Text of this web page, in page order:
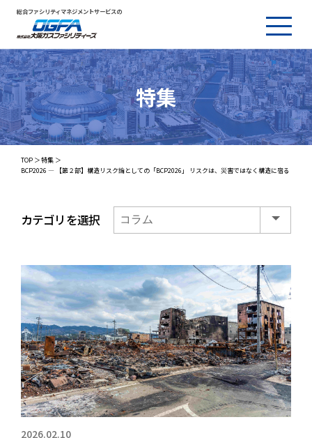
総合ファシリティマネジメントサービスの
特集
TOP
特集
BCP2026 ― 【第２部】構造リスク論としての「BCP2026」 リスクは、災害ではなく構造に宿る
カテゴリを選択
2026.02.10